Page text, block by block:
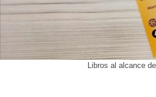
Libros al alcance